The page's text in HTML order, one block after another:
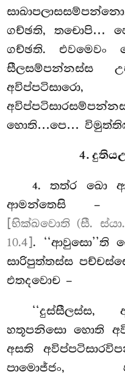
ගච්ඡති, තචොපි…
ගච්ඡති. එවමෙවං
සීලසම්පන්නස්ස
හොති…පෙ…
4.
4. තත්ර ඛො
ආමන්තෙසි –
[භික්ඛවොති (සී.
10.4].
සාරිපුත්තස්ස
එතදවොච –
‘‘දුස්සීලස්ස,
හතූපනිසො හොති
අසති
පාමොජ්ජං,